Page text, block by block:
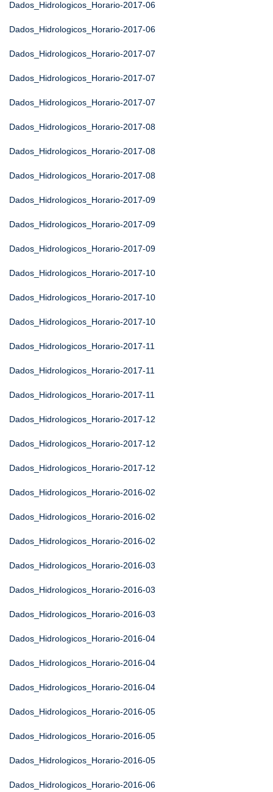
Dados_Hidrologicos_Horario-2017-06
Dados_Hidrologicos_Horario-2017-06
Dados_Hidrologicos_Horario-2017-07
Dados_Hidrologicos_Horario-2017-07
Dados_Hidrologicos_Horario-2017-07
Dados_Hidrologicos_Horario-2017-08
Dados_Hidrologicos_Horario-2017-08
Dados_Hidrologicos_Horario-2017-08
Dados_Hidrologicos_Horario-2017-09
Dados_Hidrologicos_Horario-2017-09
Dados_Hidrologicos_Horario-2017-09
Dados_Hidrologicos_Horario-2017-10
Dados_Hidrologicos_Horario-2017-10
Dados_Hidrologicos_Horario-2017-10
Dados_Hidrologicos_Horario-2017-11
Dados_Hidrologicos_Horario-2017-11
Dados_Hidrologicos_Horario-2017-11
Dados_Hidrologicos_Horario-2017-12
Dados_Hidrologicos_Horario-2017-12
Dados_Hidrologicos_Horario-2017-12
Dados_Hidrologicos_Horario-2016-02
Dados_Hidrologicos_Horario-2016-02
Dados_Hidrologicos_Horario-2016-02
Dados_Hidrologicos_Horario-2016-03
Dados_Hidrologicos_Horario-2016-03
Dados_Hidrologicos_Horario-2016-03
Dados_Hidrologicos_Horario-2016-04
Dados_Hidrologicos_Horario-2016-04
Dados_Hidrologicos_Horario-2016-04
Dados_Hidrologicos_Horario-2016-05
Dados_Hidrologicos_Horario-2016-05
Dados_Hidrologicos_Horario-2016-05
Dados_Hidrologicos_Horario-2016-06